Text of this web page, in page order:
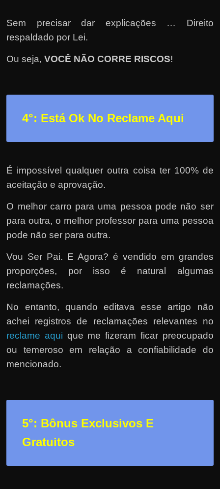
Sem precisar dar explicações … Direito
respaldado por Lei.
Ou seja,VOCÊ NÃO CORRE RISCOS!
4°: Está Ok No Reclame Aqui
É impossível qualquer outra coisa ter 100% de
aceitação e aprovação.
O melhor carro para uma pessoa pode não ser
para outra, o melhor professor para uma pessoa
pode não ser para outra.
Vou Ser Pai. E Agora? é vendido em grandes
proporções, por isso é natural algumas
reclamações.
No entanto, quando editava esse artigo não
achei registros de reclamações relevantes no
reclame aqui que me fizeram ficar preocupado
ou temeroso em relação a confiabilidade do
mencionado.
5°: Bônus Exclusivos E
Gratuitos